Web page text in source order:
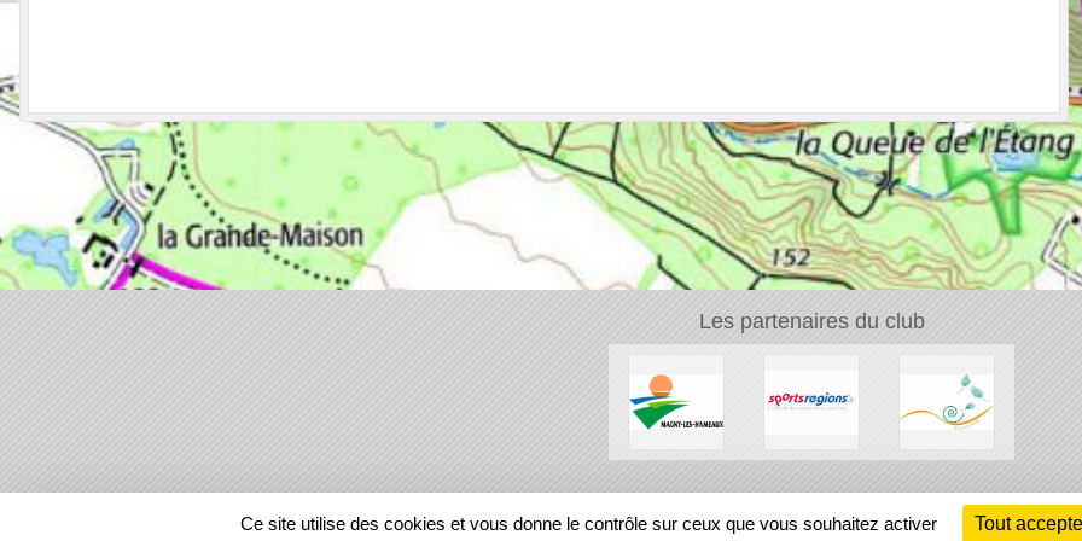
Les partenaires du club
REGIONS
Ce site utilise des cookies et vous donne le contrôle sur ceux que vous souhaitez activer Tout